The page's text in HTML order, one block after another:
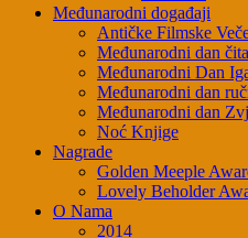
Međunarodni događaji
Antičke Filmske
Međunarodni dan
Međunarodni Dan
Međunarodni dan
Međunarodni dan
Noć Knjige
Nagrade
Golden Meeple
Lovely Beholder
O Nama
2014